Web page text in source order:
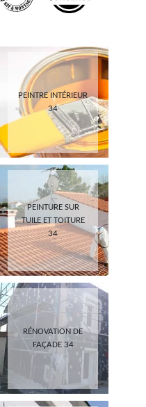
PEINTRE INTÉRIEUR
34
PEINTURE SUR
TUILE ET TOITURE
34
RÉNOVATION DE
FAÇADE 34